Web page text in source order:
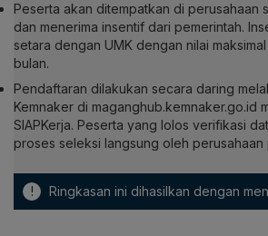
Peserta akan ditempatkan di perusahaan
dan menerima insentif dari pemerintah.
setara dengan UMK dengan nilai
bulan.
Pendaftaran dilakukan secara daring
Kemnaker di maganghub.kemnaker.go.id
SIAPKerja. Peserta yang lolos verifikasi
proses seleksi langsung oleh
! Ringkasan ini dihasilkan dengan